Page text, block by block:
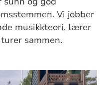
Vi jobber
musikkteori, lærer
sammen.